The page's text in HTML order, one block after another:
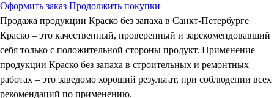
Оформить заказ Продолжить покупки
Продажа продукции Краско без запаха в Санкт-Петербурге
Краско – это качественный, проверенный и зарекомендовавший
себя только с положительной стороны продукт. Применение
продукции Краско без запаха в строительных и ремонтных
работах – это заведомо хороший результат, при соблюдении всех
рекомендаций по применению.